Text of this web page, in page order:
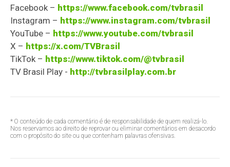
Facebook – https://www.facebook.com/tvbrasil
Instagram – https://www.instagram.com/tvbrasil
YouTube – https://www.youtube.com/tvbrasil
X – https://x.com/TVBrasil
TikTok – https://www.tiktok.com/@tvbrasil
TV Brasil Play - http://tvbrasilplay.com.br
* O conteúdo de cada comentário é de responsabilidade de quem realizá-lo.
Nos reservamos ao direito de reprovar ou eliminar comentários em desacordo
com o propósito do site ou que contenham palavras ofensivas.